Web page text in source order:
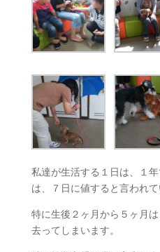
私達が生活する１日は、１
は、７日に値すると言われて
特に生後２ヶ月から５ヶ月
去ってしまいます。